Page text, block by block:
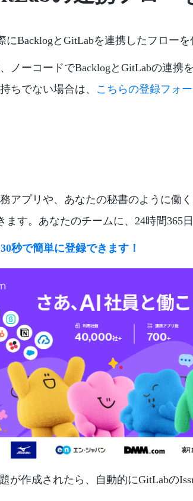
BacklogとGitLabを連携したフローを
ノーコードでBacklogとGitLabの連携
ちでない場合は、 こちらの登録フォ
アプリや、あなたの秘書のように働
ます。あなたのチームに、24時間365
秒で簡単に登録できます！
が作成されたら、自動的にGitLabの